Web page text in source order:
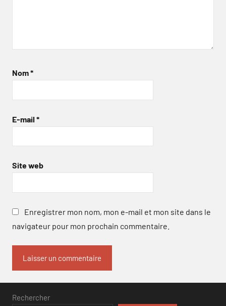
Nom*
E-mail *
Site web
Enregistrer mon nom, mon e-mail et mon site dans le
navigateur pour mon prochain commentaire.
Rechercher